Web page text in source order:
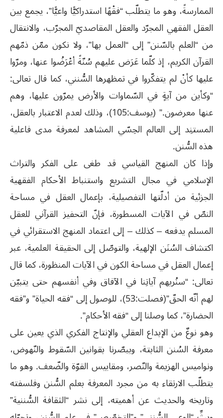
الممارسةً، وهو ما يتطلّب “فقْهًا استدراكيًّا واعيًّا”، يجمع بين
العقل الفقهي المجرّد والعقل المقاصديّ المجرّب، والانتقال
من “العلم بالسّنن” إلى “العمل بها”، ولا نكون ممّن ذمّهم
القرآن الكريم، إذ كلّما عَرَض عليهم سُنّةً أعْرَضُوا عنها، ومرّوا
عليها كأنْ لم يتفكّروا في تمظهرها السُّنني، كما قال تعالى:
“وكأين من آيةٍ في السّماوات والأرض يمرّون عليها، وهم
عنها معرضون.” (يوسف:105)، وذلك لعدم الاعتبار بالعقل،
المستنِد إلى العالم الحِسّي المشاهد لمعرفة مدى فاعلية
هذه السُّنن.
وإذا كان المنهج القياسي قد طغى على الفكر والتراث
الإسلامي في مجال التشريع واستنباط الأحكام الفقهية
الجزئية من أدلّتها التفصيلية، بإعمال العقل في مساحة
النصّ في الآيات المسطورة، فإنّ التحفيز القرآني للعقل
المسلم يدفعه – كذلك – إلى اعتماد المنهج الاستقرائي في
اكتشاف السُنَن الإلهية، والتوصّل إلى الحقيقة العلمية، عبر
إعمال العقل في مساحة الكون في الآيات المنظورة، كما قال
تعالى: “سنُريهم آياتِنا في الآفاق وفي أنفسهم حتى يتبيّن
لهم أنّه الحقّ”(فصلت:53)، للوصول إلى “فقه الحياة” و”فقه
الحضارة”، كما وصلنا إلى “فقه الأحكام”.
وهو نوعٌ من الإبداع العقلي والإنتاج الفكري الذي يعين على
معرفة السُنن الثابتة، ويبصّرنا بقوانين السّقوط والنّهوض،
ونواميس الهزيمة والنّصر، ومقاييس القوّة والضّعف. وهو ما
يتطلّب الارتقاء به من مجرد المعرفة بعلم السُّنن وفلسفته
وتاريخه والحديث عن أهميته، إلى نشر “الثقافة السُّننية”